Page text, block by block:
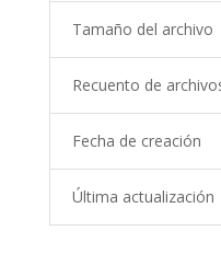
Tamaño del archivo
Recuento de
Fecha de creación
Última actualización